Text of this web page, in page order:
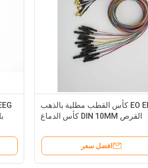
EO EEG كأس القطب مطلية بالذهب
القرص DIN 10MM كأس الدماغ
افضل سعر